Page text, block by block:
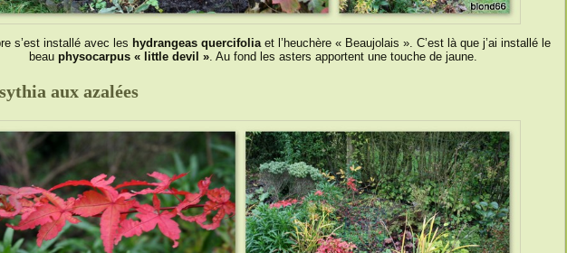
s’est installé avec les hydrangeas quercifoliaet l’heuchère « Beaujolais ». C’est là que j’ai installé le
beau physocarpus « little devil ». Au fond les asters apportent une touche de jaune.
aux azalées